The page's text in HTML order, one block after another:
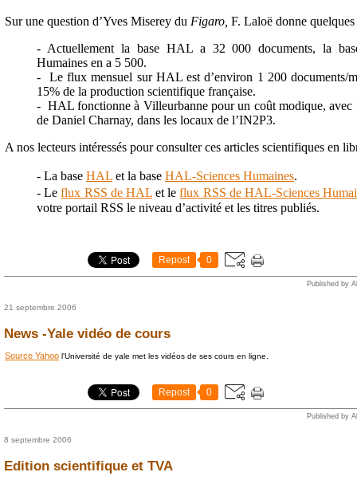
Sur une question d’Yves Miserey du Figaro, F. Laloë donne
- Actuellement la base HAL a 32 000 documents, la
Humaines en a 5 500.
- Le flux mensuel sur HAL est d’environ 1 200 documents/
15% de la production scientifique française.
- HAL fonctionne à Villeurbanne pour un coût modique, avec
de Daniel Charnay, dans les locaux de l’IN2P3.
A nos lecteurs intéressés pour consulter ces articles scientifiques en
- La base HAL et la base HAL-Sciences Humaines.
- Leflux RSS de HALet leflux RSS de HAL-Sciences
votre portail RSS le niveau d’activité et les titres publiés.
Repost 0
Published by
21 septembre 2006
News -Yale vidéo de cours
Source Yahoo l'Université de yale met les vidéos de ses cours en ligne.
Repost 0
Published by
8 septembre 2006
Edition scientifique et TVA